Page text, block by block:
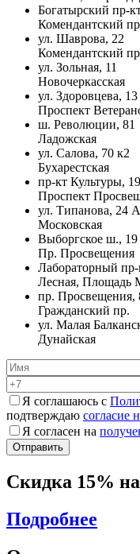
Богатырский пр-
Комендантский
ул. Шаврова, 22
Комендантский
ул. Зольная, 11
Новочеркасская
ул. Здоровцева, 13
Проспект
ш. Революции, 81
Ладожская
ул. Салова, 70 к2
Бухарестская
пр-кт Культуры,
Проспект
ул. Типанова, 24 А
Московская
Выборгское ш., 19
Пр. Просвещения
Лабораторный пр-
Лесная, Площадь
пр. Просвещения,
Гражданский пр.
ул. Малая
Дунайская
Я соглашаюсь с
подтверждаю согласие
Я согласен на
Скидка 15%
Подробнее